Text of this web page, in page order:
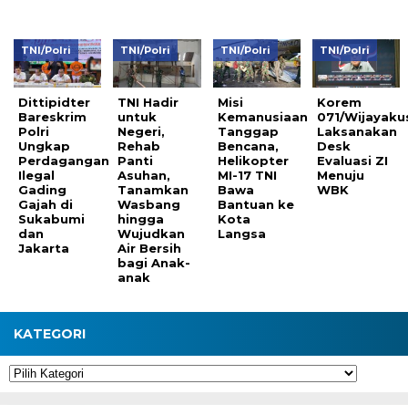
TNI/Polri
Dittipidter
Bareskrim
Polri
Ungkap
Perdagangan
Ilegal
Gading
Gajah di
Sukabumi
dan
Jakarta
TNI/Polri
TNI Hadir
untuk
Negeri,
Rehab
Panti
Asuhan,
Tanamkan
Wasbang
hingga
Wujudkan
Air Bersih
bagi Anak-
anak
TNI/Polri
Misi
Kemanusiaan
Tanggap
Bencana,
Helikopter
MI-17 TNI
Bawa
Bantuan ke
Kota
Langsa
TNI/Polri
Korem
071/
Laksanakan
Desk
Evaluasi ZI
Menuju
WBK
KATEGORI
Kategori